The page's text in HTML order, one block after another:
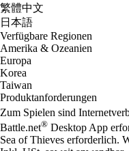
繁體中文
日本語
Verfügbare Regionen
Amerika & Ozeanien
Europa
Korea
Taiwan
Produktanforderungen
Zum Spielen sind
Battle.net® Desktop App
Sea of Thieves erforderlich.